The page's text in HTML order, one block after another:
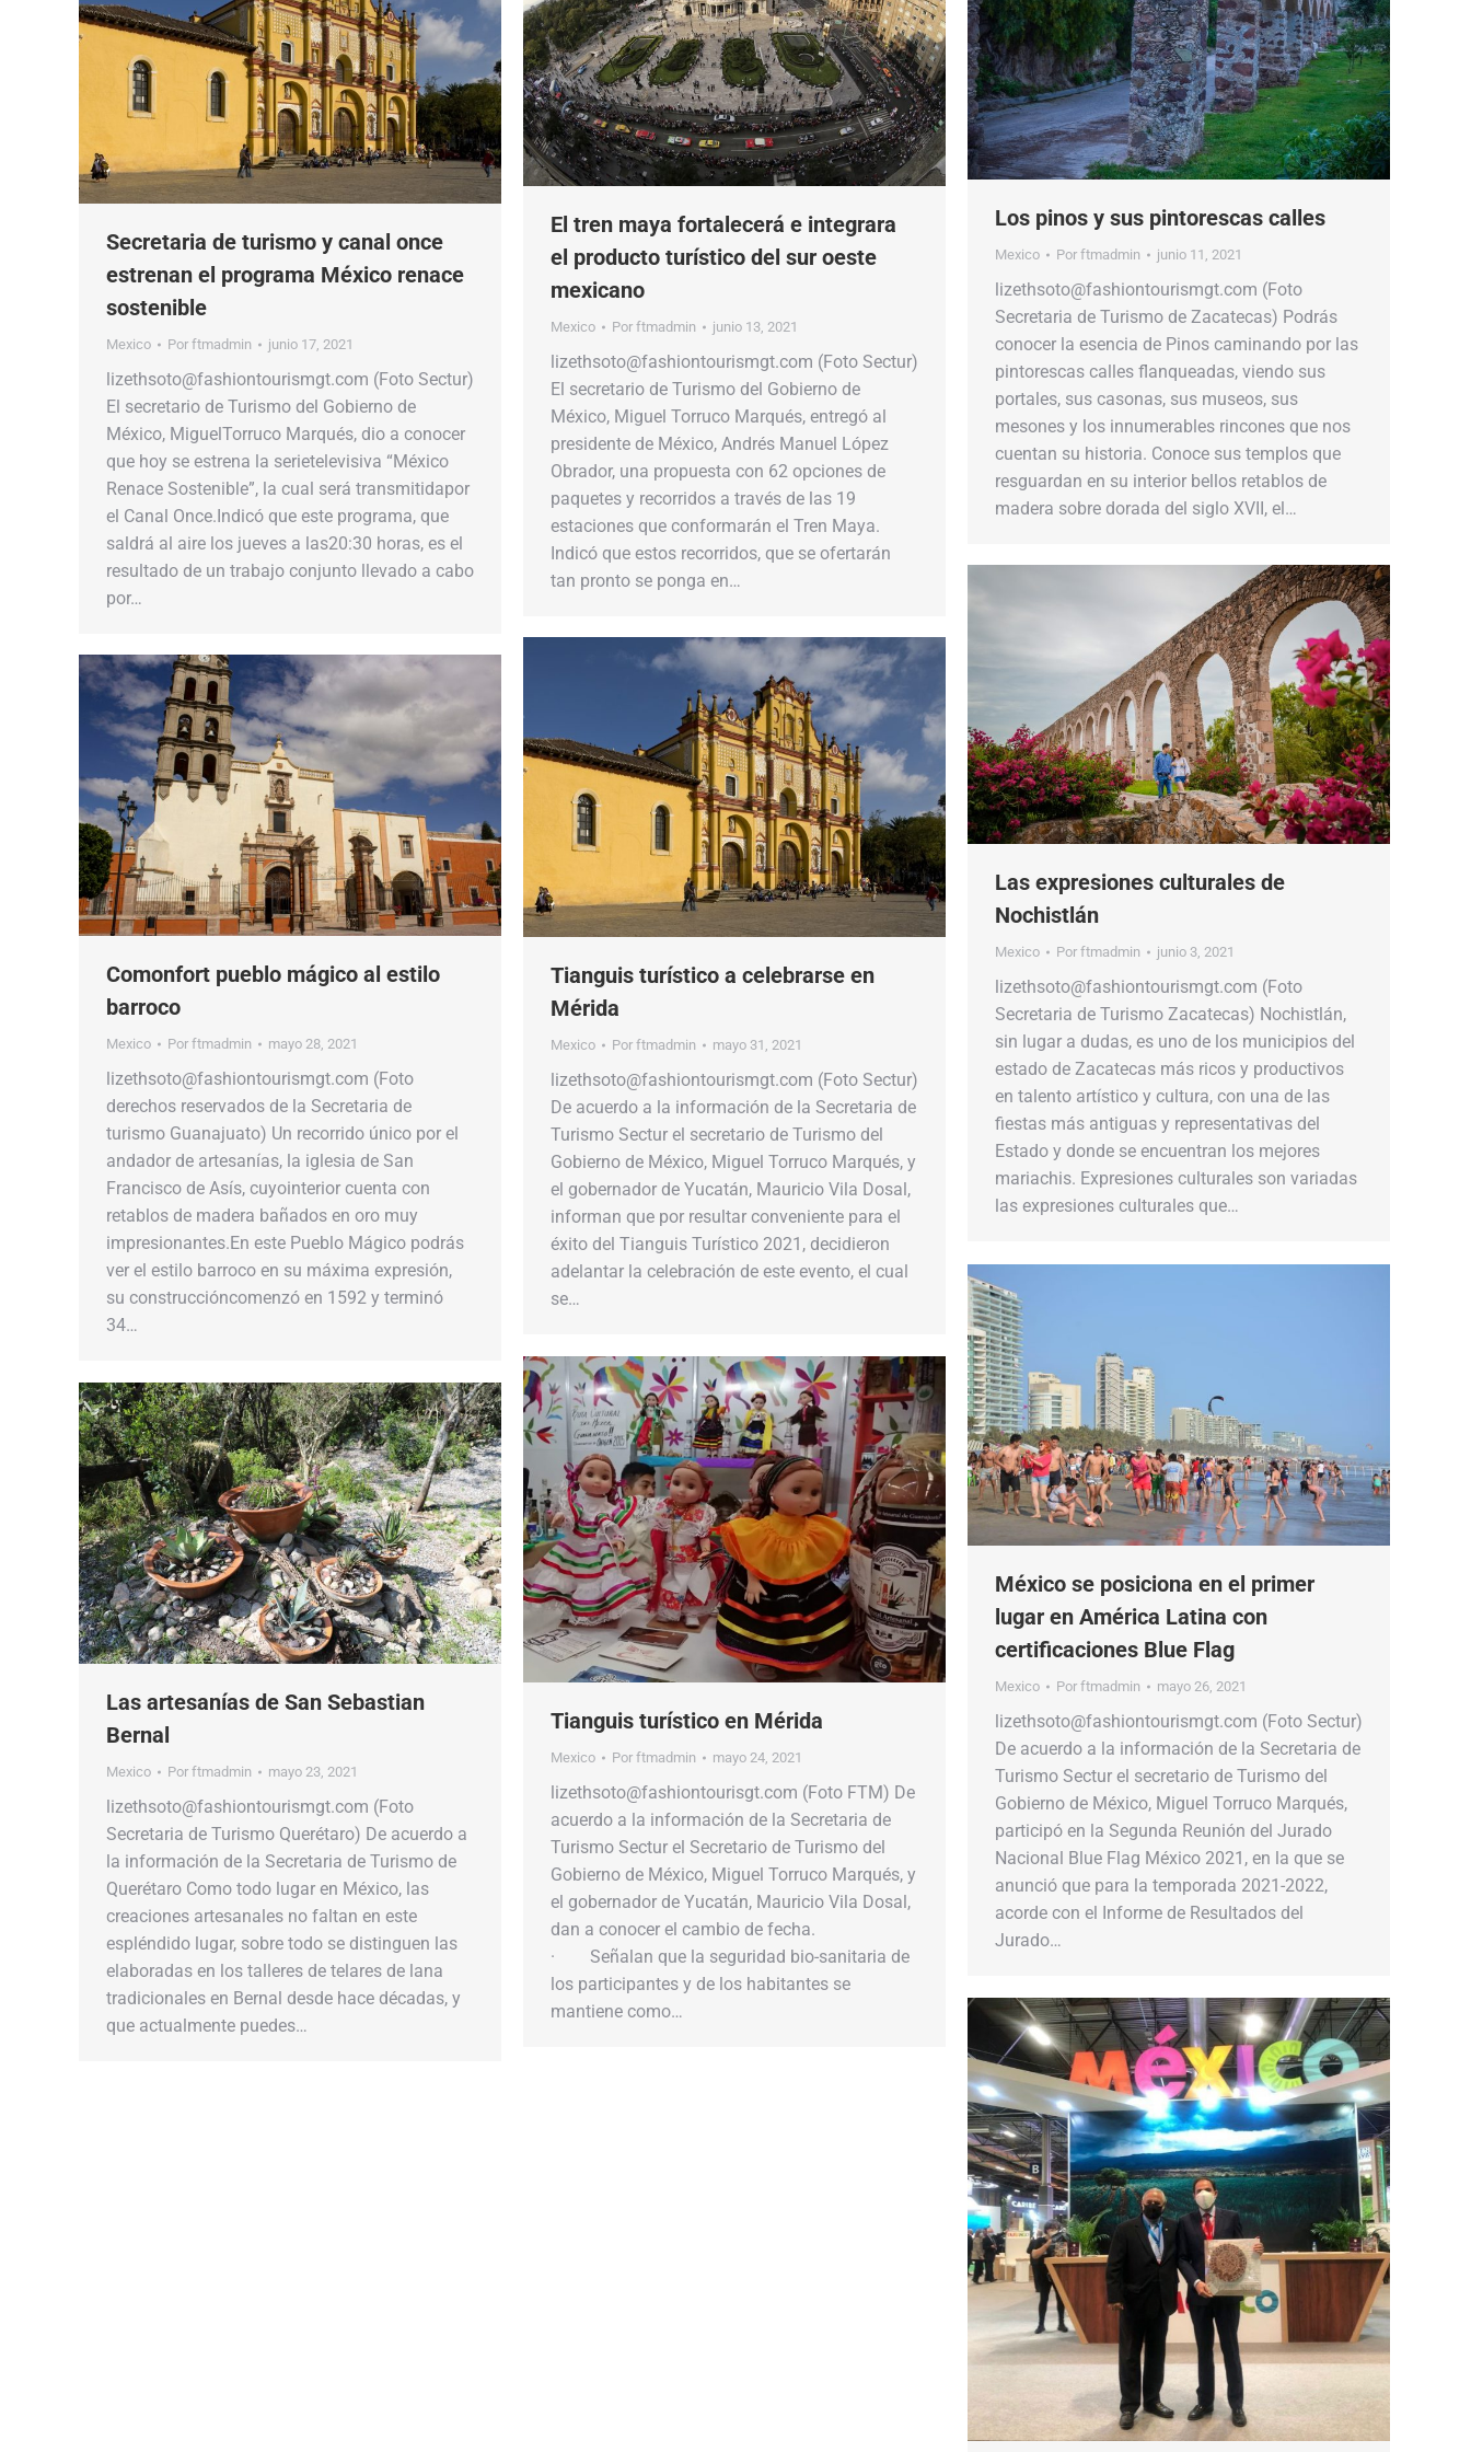
Secretaria de turismo y canal once
estrenan el programa México renace
sostenible
Mexico Por ftmadmin junio 17, 2021
lizethsoto@fashiontourismgt.com (Foto Sectur)
El secretario de Turismo del Gobierno de
México, MiguelTorruco Marqués, dio a conocer
que hoy se estrena la serietelevisiva “México
Renace Sostenible”, la cual será transmitidapor
el Canal Once.Indicó que este programa, que
saldrá al aire los jueves a las20:30 horas, es el
resultado de un trabajo conjunto llevado a cabo
por…
El tren maya fortalecerá e integrara
el producto turístico del sur oeste
mexicano
Mexico Por ftmadmin junio 13, 2021
lizethsoto@fashiontourismgt.com (Foto Sectur)
El secretario de Turismo del Gobierno de
México, Miguel Torruco Marqués, entregó al
presidente de México, Andrés Manuel López
Obrador, una propuesta con 62 opciones de
paquetes y recorridos a través de las 19
estaciones que conformarán el Tren Maya.
Indicó que estos recorridos, que se ofertarán
tan pronto se ponga en…
Los pinos y sus pintorescas calles
Mexico Por ftmadmin junio 11, 2021
lizethsoto@fashiontourismgt.com (Foto
Secretaria de Turismo de Zacatecas) Podrás
conocer la esencia de Pinos caminando por las
pintorescas calles flanqueadas, viendo sus
portales, sus casonas, sus museos, sus
mesones y los innumerables rincones que nos
cuentan su historia. Conoce sus templos que
resguardan en su interior bellos retablos de
madera sobre dorada del siglo XVII, el…
Las expresiones culturales de
Nochistlán
Mexico Por ftmadmin junio 3, 2021
lizethsoto@fashiontourismgt.com (Foto
Secretaria de Turismo Zacatecas) Nochistlán,
sin lugar a dudas, es uno de los municipios del
estado de Zacatecas más ricos y productivos
en talento artístico y cultura, con una de las
fiestas más antiguas y representativas del
Estado y donde se encuentran los mejores
mariachis. Expresiones culturales son variadas
las expresiones culturales que…
Tianguis turístico a celebrarse en
Mérida
Mexico Por ftmadmin mayo 31, 2021
lizethsoto@fashiontourismgt.com (Foto Sectur)
De acuerdo a la información de la Secretaria de
Turismo Sectur el secretario de Turismo del
Gobierno de México, Miguel Torruco Marqués, y
el gobernador de Yucatán, Mauricio Vila Dosal,
informan que por resultar conveniente para el
éxito del Tianguis Turístico 2021, decidieron
adelantar la celebración de este evento, el cual
se…
Comonfort pueblo mágico al estilo
barroco
Mexico Por ftmadmin mayo 28, 2021
lizethsoto@fashiontourismgt.com (Foto
derechos reservados de la Secretaria de
turismo Guanajuato) Un recorrido único por el
andador de artesanías, la iglesia de San
Francisco de Asís, cuyointerior cuenta con
retablos de madera bañados en oro muy
impresionantes.En este Pueblo Mágico podrás
ver el estilo barroco en su máxima expresión,
su construccióncomenzó en 1592 y terminó
34…
México se posiciona en el primer
lugar en América Latina con
certificaciones Blue Flag
Mexico Por ftmadmin mayo 26, 2021
lizethsoto@fashiontourismgt.com (Foto Sectur)
De acuerdo a la información de la Secretaria de
Turismo Sectur el secretario de Turismo del
Gobierno de México, Miguel Torruco Marqués,
participó en la Segunda Reunión del Jurado
Nacional Blue Flag México 2021, en la que se
anunció que para la temporada 2021-2022,
acorde con el Informe de Resultados del
Jurado…
Tianguis turístico en Mérida
Mexico Por ftmadmin mayo 24, 2021
lizethsoto@fashiontourisgt.com (Foto FTM) De
acuerdo a la información de la Secretaria de
Turismo Sectur el Secretario de Turismo del
Gobierno de México, Miguel Torruco Marqués, y
el gobernador de Yucatán, Mauricio Vila Dosal,
dan a conocer el cambio de fecha.
· Señalan que la seguridad bio-sanitaria de
los participantes y de los habitantes se
mantiene como…
Las artesanías de San Sebastian
Bernal
Mexico Por ftmadmin mayo 23, 2021
lizethsoto@fashiontourismgt.com (Foto
Secretaria de Turismo Querétaro) De acuerdo a
la información de la Secretaria de Turismo de
Querétaro Como todo lugar en México, las
creaciones artesanales no faltan en este
espléndido lugar, sobre todo se distinguen las
elaboradas en los talleres de telares de lana
tradicionales en Bernal desde hace décadas, y
que actualmente puedes…